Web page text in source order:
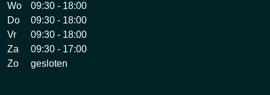
Wo
09:30 - 18:00
Do
09:30 - 18:00
Vr
09:30 - 18:00
Za
09:30 - 17:00
Zo
gesloten